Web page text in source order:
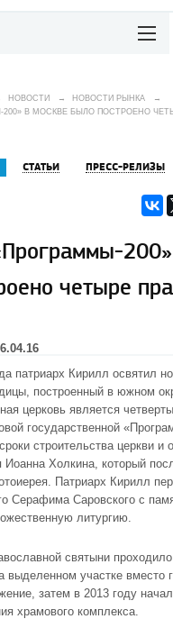
НОВОСТИ → НОВОСТИ РЫНКА
→
200» В МОСКВЕ БЫЛО ПОСТРОЕНО
СТАТЬИ ПРЕСС-РЕЛИЗЫ
четыре
патриарх Кирилл освятил
построенный в южном
церковь является
государственной
строительства церкви и
Иоанна Холкина, который
Патриарх Кирилл
Серафима Саровского с
литургию.
святыни
выделенном участке вместо
затем в 2013 году
храмового комплекса.